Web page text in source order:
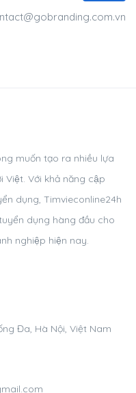
muốn tạo ra nhiều lựa
Việt. Với khả năng cập
dụng, Timvieconline24h
dụng hàng đầu cho
nghiệp hiện nay.
Đa, Hà Nội, Việt Nam